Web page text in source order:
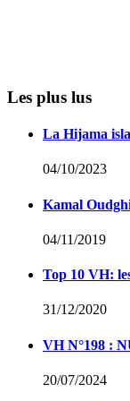
Les plus lus
La Hijama
04/10/2023
Kamal
04/11/2019
Top 10 VH:
31/12/2020
VH N°198 :
20/07/2024